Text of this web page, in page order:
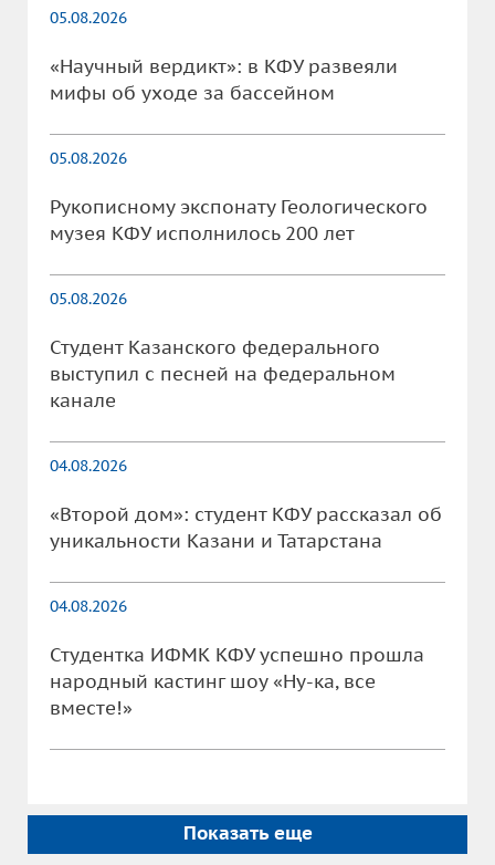
05.08.2026
«Научный вердикт»: в КФУ развеяли
мифы об уходе за бассейном
05.08.2026
Рукописному экспонату Геологического
музея КФУ исполнилось 200 лет
05.08.2026
Студент Казанского федерального
выступил с песней на федеральном
канале
04.08.2026
«Второй дом»: студент КФУ рассказал об
уникальности Казани и Татарстана
04.08.2026
Студентка ИФМК КФУ успешно прошла
народный кастинг шоу «Ну-ка, все
вместе!»
Показать еще